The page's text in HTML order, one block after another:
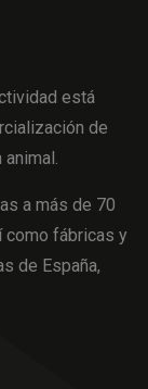
está
de
a más de 70
fábricas y
de España,